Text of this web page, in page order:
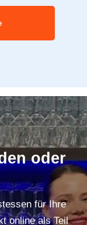
oder
für Ihre
online als Teil